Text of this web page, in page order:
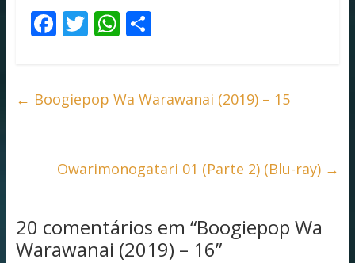
F
b
k
T
er
W
s
p
S
e
← Boogiepop Wa Warawanai (2019) – 15
Owarimonogatari 01 (Parte 2) (Blu-ray) →
20 comentários em “Boogiepop Wa
Warawanai (2019) – 16”